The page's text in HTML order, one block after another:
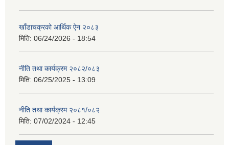
खाँडाचक्रको आर्थिक ऐन २०८३
मिति: 06/24/2026 - 18:54
नीति तथा कार्यक्रम २०८२/०८३
मिति: 06/25/2025 - 13:09
नीति तथा कार्यक्रम २०८१/०८२
मिति: 07/02/2024 - 12:45